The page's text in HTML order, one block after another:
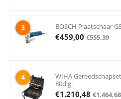
3 BOSCH Plaatschaar
€459,00 €555,39
4
WIHA
80dlg.
€1.210,48 €1.464,68